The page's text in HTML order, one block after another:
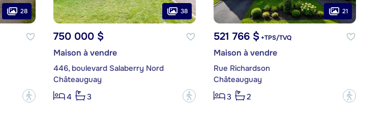
28
?
38
750 000 $
Maison à vendre
446, boulevard Salaberry Nord
Châteauguay
4
3 ?
21
521 766 $+TPS/TVQ
Maison à vendre
Rue Richardson
Châteauguay
3
2 ?